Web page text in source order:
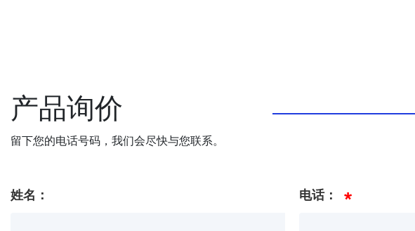
产品询价
留下您的电话号码，我们会尽快与您联系。
姓名： 电话：